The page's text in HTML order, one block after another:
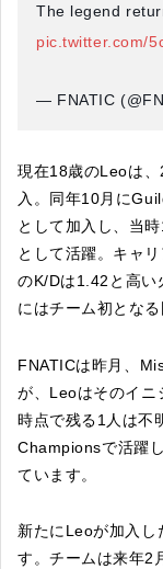
The legend
pic.twitter.com/
— FNATIC
現在18歳のLeoは
入。同年10月に
として加入し、当
として活躍。キャ
のK/Dは1.42と高い
にはチーム初とな
FNATICは昨月、
が、Leoはそのイニ
時点で残る1人は不
Championsで活躍
ています。
新たにLeoが加入し
す。チームは来年2